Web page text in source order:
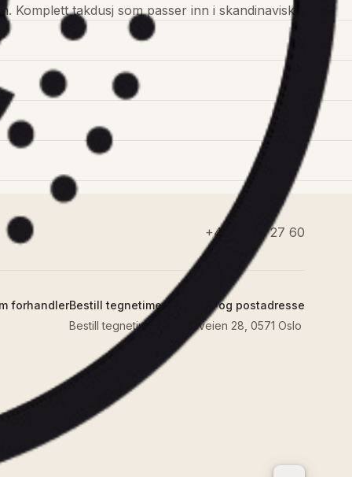
Vis detaljer
for innbygging med rosetter Vis detaljer
Silhouet XS1/XS2 takdusj for innbygging Vis detaljer
Komplett takdusj som passer inn i skandinaviske bad.
mm
+47 22 35 27 60
forhandlerBestill tegnetime
Bestill tegnetime
Besøks- og postadresse
Hasleveien 28, 0571 Oslo